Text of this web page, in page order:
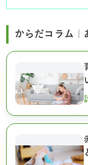
からだコラム｜